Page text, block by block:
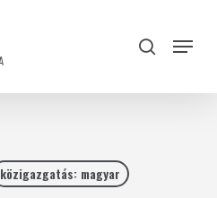
search
Menu
közigazgatás: magyar
Close